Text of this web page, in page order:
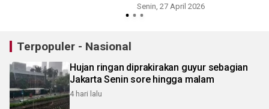
Senin, 27 April 2026
Terpopuler - Nasional
Hujan ringan diprakirakan guyur sebagian
Jakarta Senin sore hingga malam
4 hari lalu